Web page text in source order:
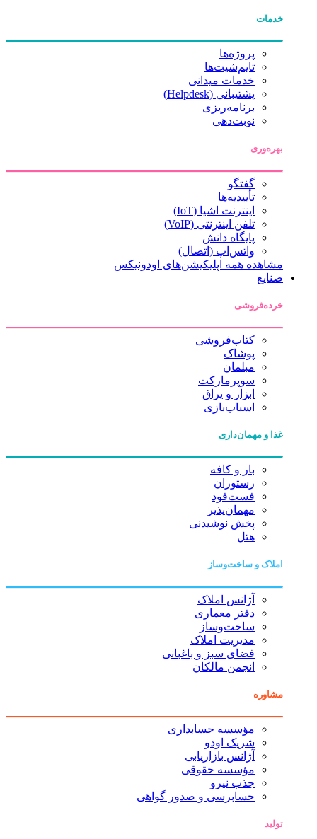
خدمات
پروژه‌ها
تایم‌شیت‌ها
خدمات میدانی
پشتیبانی (Helpdesk)
برنامه‌ریزی
نوبت‌دهی
بهره‌وری
گفتگو
تأییدیه‌ها
اینترنت اشیا (IoT)
تلفن اینترنتی (VoIP)
پایگاه دانش
واتس‌اپ (اتصال)
مشاهده همه اپلیکیشن‌های اودونیکس
صنایع
خرده‌فروشی
کتاب‌فروشی
پوشاک
مبلمان
سوپرمارکت
ابزار و یراق
اسباب‌بازی
غذا و مهمان‌داری
بار و کافه
رستوران
فست‌فود
مهمان‌پذیر
پخش نوشیدنی
هتل
املاک و ساخت‌وساز
آژانس املاک
دفتر معماری
ساخت‌وساز
مدیریت املاک
فضای سبز و باغبانی
انجمن مالکان
مشاوره
مؤسسه حسابداری
شریک اودو
آژانس بازاریابی
مؤسسه حقوقی
جذب نیرو
حسابرسی و صدور گواهی
تولید